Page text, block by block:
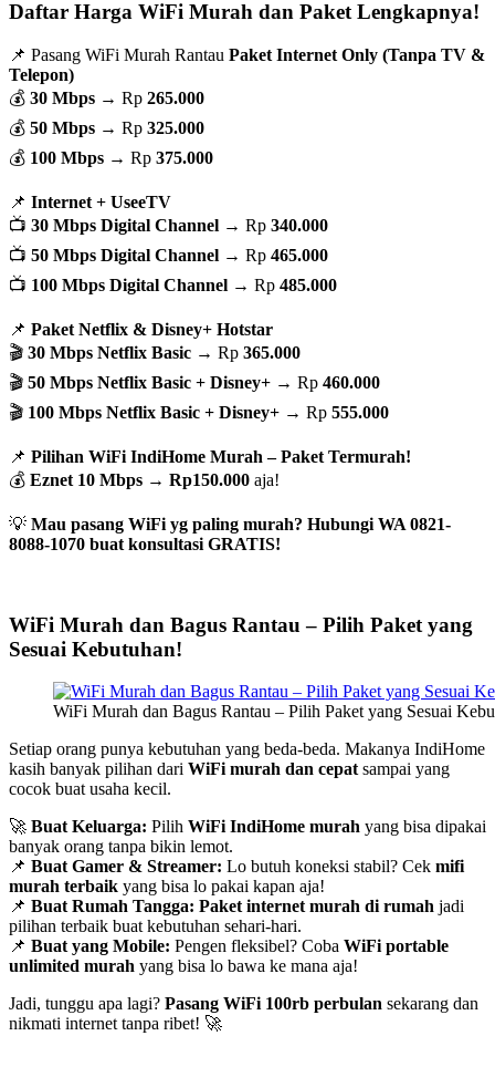
Daftar Harga WiFi Murah dan Paket Lengkapnya!
📌 Pasang WiFi Murah Rantau Paket Internet Only (Tanpa TV &
Telepon)
💰 30 Mbps → Rp 265.000
💰 50 Mbps → Rp 325.000
💰 100 Mbps → Rp 375.000
📌 Internet + UseeTV
📺 30 Mbps Digital Channel → Rp 340.000
📺 50 Mbps Digital Channel → Rp 465.000
📺 100 Mbps Digital Channel → Rp 485.000
📌 Paket Netflix & Disney+ Hotstar
🎬 30 Mbps Netflix Basic → Rp 365.000
🎬 50 Mbps Netflix Basic + Disney+ → Rp 460.000
🎬 100 Mbps Netflix Basic + Disney+ → Rp 555.000
📌 Pilihan WiFi IndiHome Murah – Paket Termurah!
💰 Eznet 10 Mbps → Rp150.000 aja!
💡 Mau pasang WiFi yg paling murah? Hubungi WA 0821-
8088-1070 buat konsultasi GRATIS!
WiFi Murah dan Bagus Rantau – Pilih Paket yang
Sesuai Kebutuhan!
WiFi Murah dan Bagus Rantau – Pilih Paket yang Sesuai
Setiap orang punya kebutuhan yang beda-beda. Makanya IndiHome
kasih banyak pilihan dari WiFi murah dan cepatsampai yang
cocok buat usaha kecil.
🚀 Buat Keluarga: Pilih WiFi IndiHome murah yang bisa dipakai
banyak orang tanpa bikin lemot.
📌 Buat Gamer & Streamer: Lo butuh koneksi stabil? Cek mifi
murah terbaik yang bisa lo pakai kapan aja!
📌 Buat Rumah Tangga: Paket internet murah di rumah jadi
pilihan terbaik buat kebutuhan sehari-hari.
📌 Buat yang Mobile: Pengen fleksibel? Coba WiFi portable
unlimited murah yang bisa lo bawa ke mana aja!
Jadi, tunggu apa lagi? Pasang WiFi 100rb perbulan sekarang dan
nikmati internet tanpa ribet! 🚀